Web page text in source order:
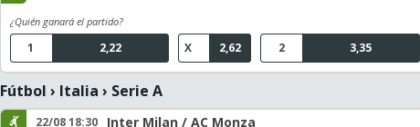
¿Quién ganará el partido?
2,22
1 2,62
X 3,35
2
Fútbol › Italia › Serie A
22/08 18:30 Inter Milan / AC Monza